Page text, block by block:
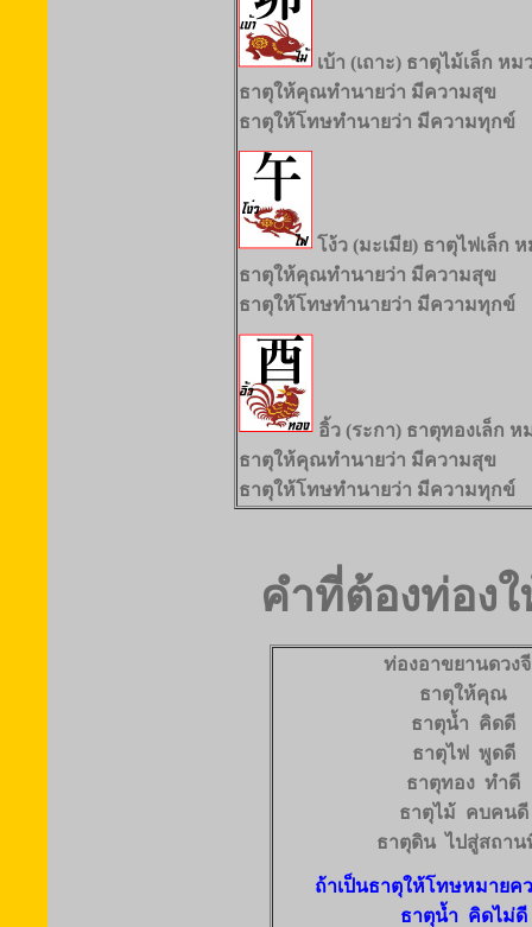
เบ้า (เถาะ) ธาตุไม้เล็ก ห
ธาตุให้คุณทำนายว่า มีความสุข
ธาตุให้โทษทำนายว่า มีความทุกข์
โง้ว (มะเมีย) ธาตุไฟเล็ก
ธาตุให้คุณทำนายว่า มีความสุข
ธาตุให้โทษทำนายว่า มีความทุกข์
อิ้ว (ระกา) ธาตุทองเล็ก ห
ธาตุให้คุณทำนายว่า มีความสุข
ธาตุให้โทษทำนายว่า มีความทุกข์
คำที่ต้องท่อง
ท่องอาขยานดวง
ธาตุให้คุณ
ธาตุน้ำ คิดดี
ธาตุไฟ พูดดี
ธาตุทอง ทำดี
ธาตุไม้ คบคนดี
ธาตุดิน ไปสู่สถาน
ถ้าเป็นธาตุให้โทษหมายค
ธาตุน้ำ คิดไม่ดี